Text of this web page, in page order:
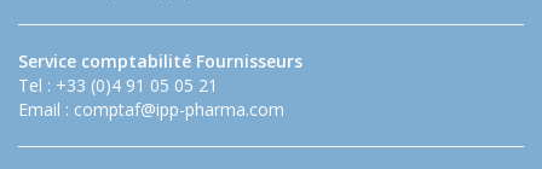
Service comptabilité Fournisseurs
Tel : +33 (0)4 91 05 05 21
Email : comptaf@ipp-pharma.com